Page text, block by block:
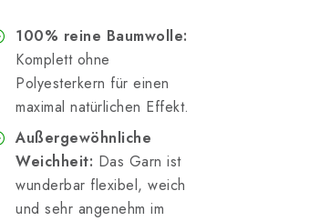
100% reine Baumwolle:
Komplett ohne
Polyesterkern für einen
maximal natürlichen Effekt.
Außergewöhnliche
Weichheit: Das Garn ist
wunderbar flexibel, weich
und sehr angenehm im